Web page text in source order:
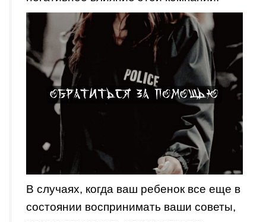
В случаях, когда ваш ребенок все еще в
состоянии воспринимать ваши советы,